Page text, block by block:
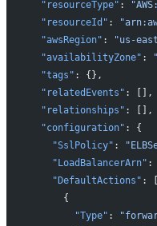
  "resourceType"
:
  "resourceId"
:
  "awsRegion"
: "us-
  "availabilityZone"
:
  "tags"
: {},
  "relatedEvents"
: [],
  "relationships"
: [],
  "configuration"
: {
    "SslPolicy"
:
    "LoadBalancerArn"
:
    "DefaultActions"
: [
      {
        "Type"
: